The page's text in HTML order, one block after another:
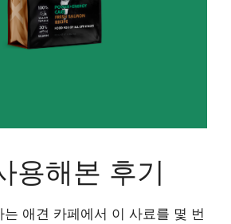
용해본 후기
애견 카페에서 이 사료를 몇 번